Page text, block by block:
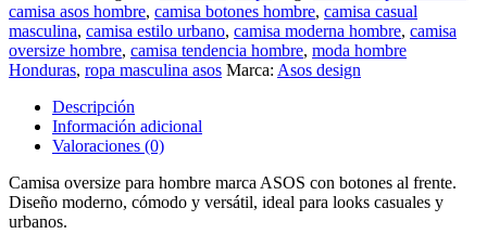
camisa asos hombre, camisa botones hombre, camisa casual
masculina, camisa estilo urbano, camisa moderna hombre, camisa
oversize hombre, camisa tendencia hombre, moda hombre
Honduras, ropa masculina asos Marca: Asos design
Descripción
Información adicional
Valoraciones (0)
Camisa oversize para hombre marca ASOS con botones al frente.
Diseño moderno, cómodo y versátil, ideal para looks casuales y
urbanos.